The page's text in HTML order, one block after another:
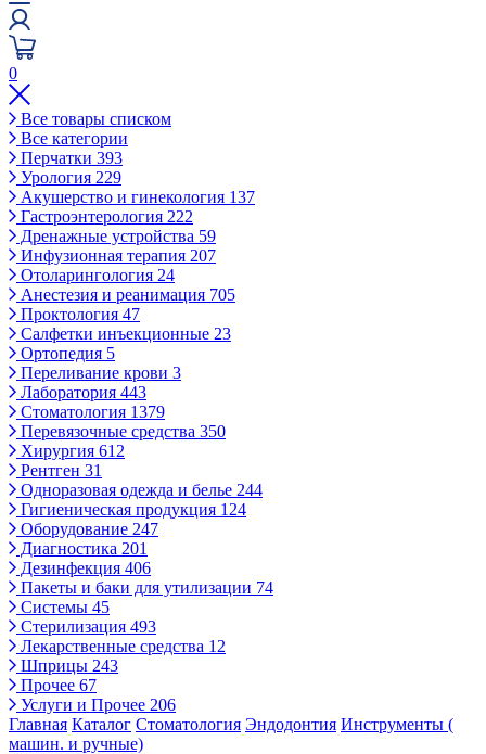
0
Все товары списком
Все категории
Перчатки 393
Урология 229
Акушерство и гинекология 137
Гастроэнтерология 222
Дренажные устройства 59
Инфузионная терапия 207
Отоларингология 24
Анестезия и реанимация 705
Проктология 47
Салфетки инъекционные 23
Ортопедия 5
Переливание крови 3
Лаборатория 443
Стоматология 1379
Перевязочные средства 350
Хирургия 612
Рентген 31
Одноразовая одежда и белье 244
Гигиеническая продукция 124
Оборудование 247
Диагностика 201
Дезинфекция 406
Пакеты и баки для утилизации 74
Системы 45
Стерилизация 493
Лекарственные средства 12
Шприцы 243
Прочее 67
Услуги и Прочее 206
Главная Каталог Стоматология Эндодонтия Инструменты (
машин. и ручные)